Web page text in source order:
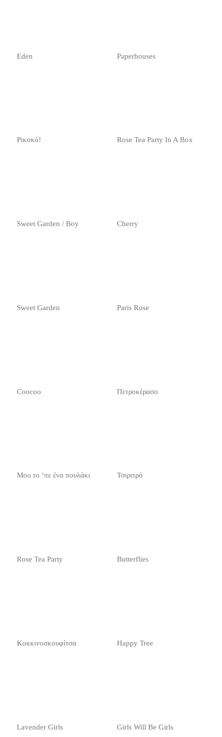
Eden Paperhouses
Ρικοκό! Rose Tea Party In A Box
Sweet Garden / Boy Cherry
Sweet Garden Paris Rose
Coocoo Πετροκέρασο
Μου το ‘πε ένα πουλάκι Τσιριτρό
Rose Tea Party Butterflies
Κοκκινοσκουφίτσα Happy Tree
Lavender Girls Girls Will Be Girls